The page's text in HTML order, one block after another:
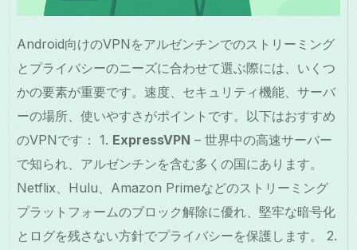
Android向けのVPNをアルゼンチンでのストリーミング
とプライバシーのニーズに合わせて選ぶ際には、いくつ
かの要素が重要です。速度、セキュリティ機能、サーバ
ーの場所、使いやすさがポイントです。以下はおすすめ
のVPNです： 1. ExpressVPN – 世界中の高速サーバー
で知られ、アルゼンチンを含む多くの国にあります。
Netflix、Hulu、Amazon Primeなどのストリーミング
プラットフォームのブロック解除に優れ、堅牢な暗号化
とログを残さない方針でプライバシーを保護します。 2.